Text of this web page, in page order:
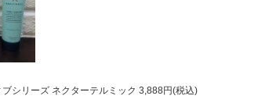
シリーズ ネクターテルミック 3,888円(税込)